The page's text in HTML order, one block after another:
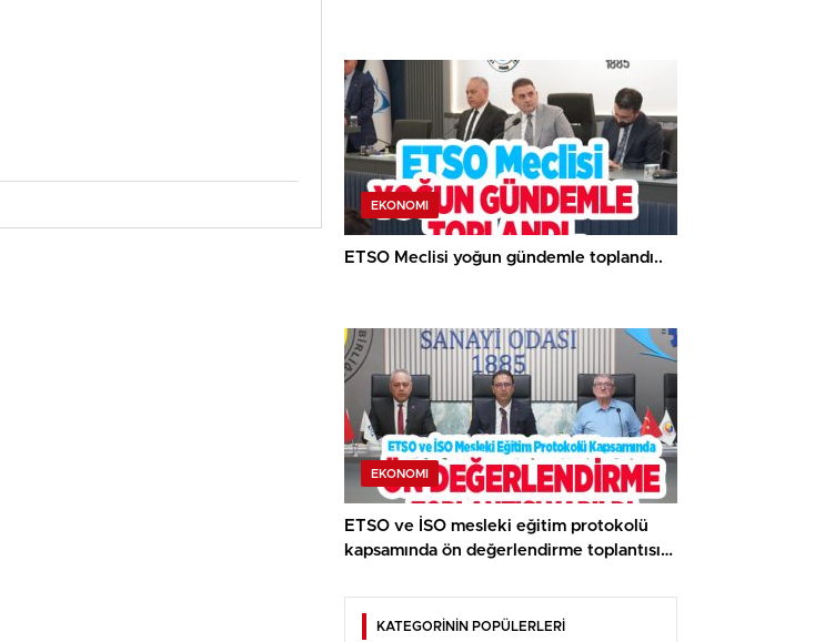
EKONOMI
ETSO Meclisi yoğun gündemle toplandı..
EKONOMI
ETSO ve İSO mesleki eğitim protokolü
kapsamında ön değerlendirme toplantısı
KATEGORİNİN POPÜLERLERİ